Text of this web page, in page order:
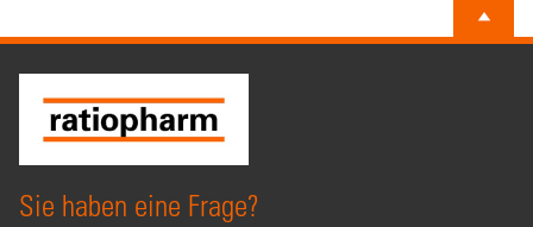
Sie haben eine Frage?